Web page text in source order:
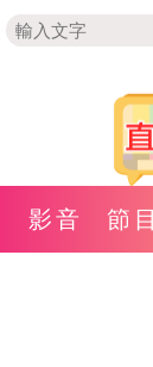
影音 節目